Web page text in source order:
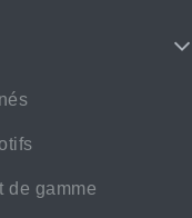
de gamme